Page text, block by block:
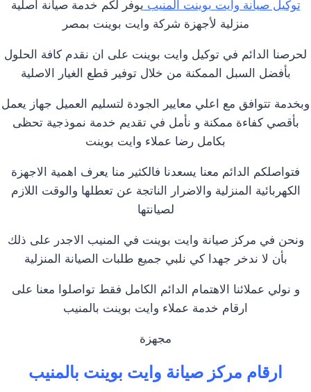
توكيل صيانة وايت بوينت المنيب يوفر لكم خدمة صيانة اصلية
منزلية لأجهزة شركة وايت بوينت بمصر
لحرصنا الدائم في توكيل وايت بوينت على ان نقدم كافة الحلول
بأفضل السبل الممكنة من خلال توفير قطع الغيار الاصلية
وبخدمة تتوافق مع اعلي معايير الجودة لتسليم العميل جهاز يعمل
بأقصي كفاءة ممكنة و نأمل في تقديم خدمة نموذجية تحظى
بكامل رضا عملاء وايت بوينت
فتواصلكم الدائم معنا يسعدنا فالكثير منا يعرف اهمية الاجهزة
الكهربائية المنزلية والاضرار الناتجة عن تعطلها والوقت اللازم
لصيانتها
ونحن في مركز صيانة وايت بوينت في المنيب الاجدر على ذلك
بأن لا ندخر جهدا كي نلبي جميع طلبات الصيانة المنزلية
و نولي عملائنا الاهتمام الدائم الكامل فقط تواصلوا معنا على
ارقام خدمة عملاء وايت بوينت بالمنيب
مجهزة
ارقام مركز صيانة وايت بوينت بالمنيب